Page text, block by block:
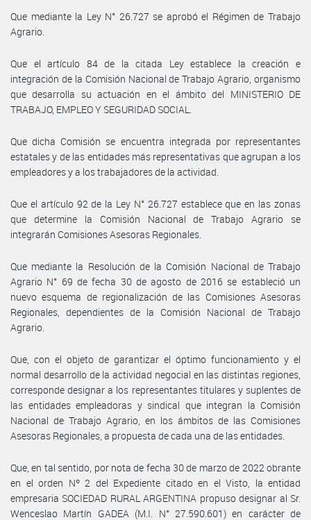
Que mediante la Ley N° 26.727 se aprobó el Régimen de Trabajo
Agrario.
Que el artículo 84 de la citada Ley establece la creación e
integración de la Comisión Nacional de Trabajo Agrario, organismo
que desarrolla su actuación en el ámbito del MINISTERIO DE
TRABAJO, EMPLEO Y SEGURIDAD SOCIAL.
Que dicha Comisión se encuentra integrada por representantes
estatales y de las entidades más representativas que agrupan a los
empleadores y a los trabajadores de la actividad.
Que el artículo 92 de la Ley N° 26.727 establece que en las zonas
que determine la Comisión Nacional de Trabajo Agrario se
integrarán Comisiones Asesoras Regionales.
Que mediante la Resolución de la Comisión Nacional de Trabajo
Agrario N° 69 de fecha 30 de agosto de 2016 se estableció un
nuevo esquema de regionalización de las Comisiones Asesoras
Regionales, dependientes de la Comisión Nacional de Trabajo
Agrario.
Que, con el objeto de garantizar el óptimo funcionamiento y el
normal desarrollo de la actividad negocial en las distintas regiones,
corresponde designar a los representantes titulares y suplentes de
las entidades empleadoras y sindical que integran la Comisión
Nacional de Trabajo Agrario, en los ámbitos de las Comisiones
Asesoras Regionales, a propuesta de cada una de las entidades.
Que, en tal sentido, por nota de fecha 30 de marzo de 2022 obrante
en el orden Nº 2 del Expediente citado en el Visto, la entidad
empresaria SOCIEDAD RURAL ARGENTINA propuso designar al Sr.
Wenceslao Martín GADEA (M.I. N° 27.590.601) en carácter de